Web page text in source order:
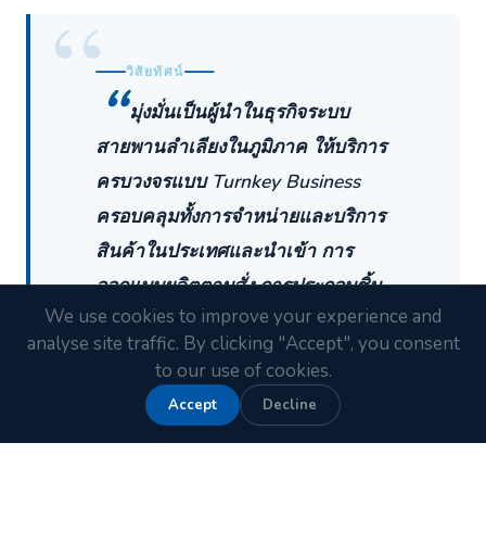
วิสัยทัศน์
มุ่งมั่นเป็นผู้นำในธุรกิจระบบ
สายพานลำเลียงในภูมิภาค ให้บริการ
ครบวงจรแบบ Turnkey Business
ครอบคลุมทั้งการจำหน่ายและบริการ
สินค้าในประเทศและนำเข้า การ
ออกแบบผลิตตามสั่ง การประกอบชิ้น
ส่วน และงานติดตั้ง
We use cookies to improve your experience and
analyse site traffic. By clicking "Accept", you consent
to our use of cookies.
Accept Decline